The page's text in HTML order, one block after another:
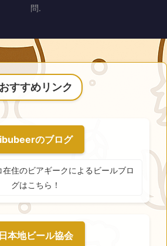
問.
おすすめリンク
ibubeerのブログ
住のビアギークによるビールブロ
グはこちら！
日本地ビール協会